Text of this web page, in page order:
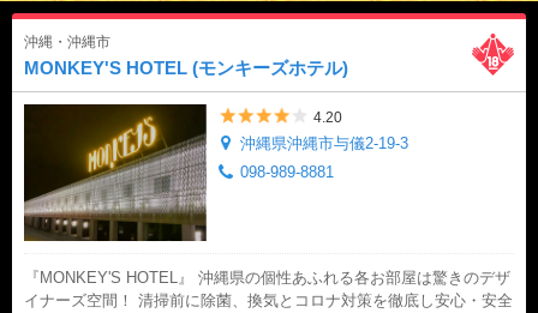
沖縄・沖縄市
MONKEY'S HOTEL (モンキーズホテル)
5つ星のうち4
4.20
沖縄県沖縄市与儀2-19-3
098-989-8881
『MONKEY'S HOTEL』 沖縄県の個性あふれる各お部屋は驚きのデザ
イナーズ空間！ 清掃前に除菌、換気とコロナ対策を徹底し安心・安全